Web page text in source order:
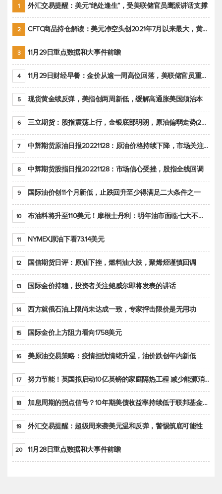
1 外汇交易提醒：美元“绝处逢生”，受美联储官员鹰派讲话支撑
2 CFTC商品持仓解读：美元净空头创2021年7月以来最大，黄金期货投机性净多头头寸减少
3 11月29日重点数据和大事件前瞻
4 11月29日财经早餐：金价从逾一周高位回落，美联储官员重申鹰派立场推动美元回升
5 现货黄金续反弹，美指创两周新低，缓解高通胀美国须治本
6 三立期货：股指震荡上行，金银底部明朗，原油偏弱走势(20221128收评)
7 中辉期货原油日报20221128：原油价格持续下降，市场关注OPEC+新一轮产能政策
8 中辉期货股指日报20221128：市场信心受挫，股指全线回调
9 国际油价创11个月新低，止跌回升至少得满足二大条件之一
10 布油料将升至110美元！摩根士丹利：明年油市面临七大不确定性
11 NYMEX原油下看73.14美元
12 国信期货日评：原油下挫，燃料油大跌，聚烯烃谨慎回调
13 国际金价持稳，投资者关注鲍威尔即将发表的讲话
14 西方就俄石油上限尚未达成一致，专家抨击限价是无用功
15 国际金价上方阻力看向1758美元
16 美原油交易策略：疫情担忧情绪升温，油价跌创年内新低
17 努力节能！英国拟启动10亿英镑的家庭隔热工程 减少能源消耗
18 加息周期的拐点信号？10年期美债收益率持续低于联邦基金利率目标区间
19 外汇交易提醒：超级周来袭美元温和反弹，警惕筑底可能性
20 11月28日重点数据和大事件前瞻